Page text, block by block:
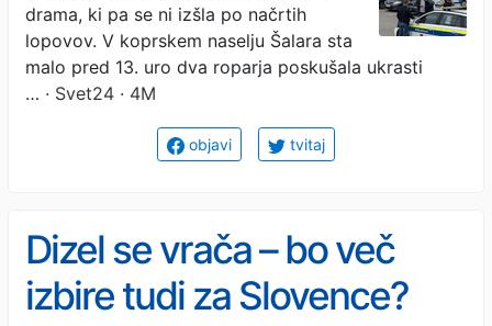
drama, ki pa se ni izšla po načrtih
lopovov. V koprskem naselju Šalara sta
malo pred 13. uro dva roparja poskušala ukrasti
… · Svet24 · 4M
objavi tvitaj
Dizel se vrača – bo več
izbire tudi za Slovence?